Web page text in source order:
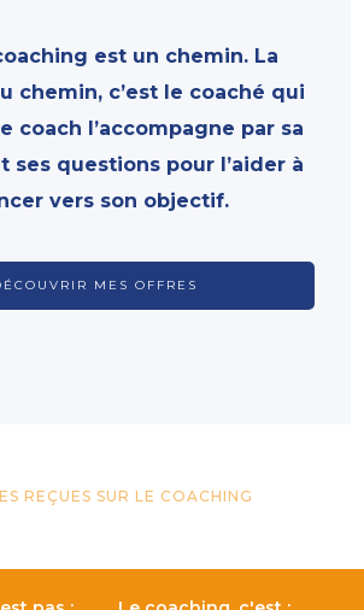
est un chemin. La
chemin, c’est le coaché qui
coach l’accompagne par sa
ses questions pour l’aider à
vers son objectif.
MES OFFRES
REÇUES SUR LE COACHING